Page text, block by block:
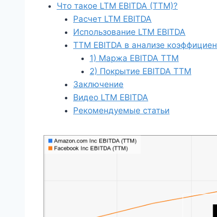
Что такое LTM EBITDA (TTM)?
Расчет LTM EBITDA
Использование LTM EBITDA
TTM EBITDA в анализе
1) Маржа EBITDA ТТМ
2) Покрытие EBITDA TTM
Заключение
Видео LTM EBITDA
Рекомендуемые статьи